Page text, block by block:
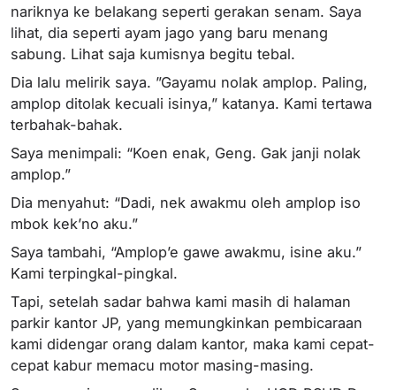
nariknya ke belakang seperti gerakan senam. Saya
lihat, dia seperti ayam jago yang baru menang
sabung. Lihat saja kumisnya begitu tebal.
Dia lalu melirik saya. ”Gayamu nolak amplop. Paling,
amplop ditolak kecuali isinya,” katanya. Kami tertawa
terbahak-bahak.
Saya menimpali: “Koen enak, Geng. Gak janji nolak
amplop.”
Dia menyahut: “Dadi, nek awakmu oleh amplop iso
mbok kek’no aku.”
Saya tambahi, “Amplop’e gawe awakmu, isine aku.”
Kami terpingkal-pingkal.
Tapi, setelah sadar bahwa kami masih di halaman
parkir kantor JP, yang memungkinkan pembicaraan
kami didengar orang dalam kantor, maka kami cepat-
cepat kabur memacu motor masing-masing.